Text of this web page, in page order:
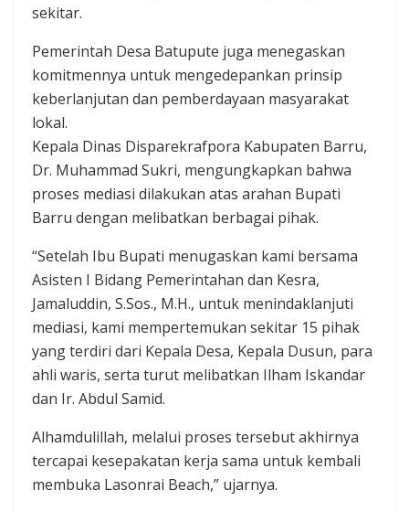
sekitar.
Pemerintah Desa Batupute juga menegaskan
komitmennya untuk mengedepankan prinsip
keberlanjutan dan pemberdayaan masyarakat
lokal.
Kepala Dinas Disparekrafpora Kabupaten Barru,
Dr. Muhammad Sukri, mengungkapkan bahwa
proses mediasi dilakukan atas arahan Bupati
Barru dengan melibatkan berbagai pihak.
“Setelah Ibu Bupati menugaskan kami bersama
Asisten I Bidang Pemerintahan dan Kesra,
Jamaluddin, S.Sos., M.H., untuk menindaklanjuti
mediasi, kami mempertemukan sekitar 15 pihak
yang terdiri dari Kepala Desa, Kepala Dusun, para
ahli waris, serta turut melibatkan Ilham Iskandar
dan Ir. Abdul Samid.
Alhamdulillah, melalui proses tersebut akhirnya
tercapai kesepakatan kerja sama untuk kembali
membuka Lasonrai Beach,” ujarnya.